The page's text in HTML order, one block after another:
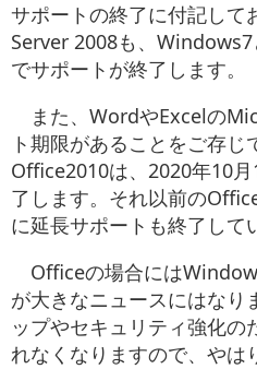
サポートの終了に付記し
Server 2008も、
でサポートが終了します。
また、WordやExcelの
ト期限があることをご存じ
Office2010は、2020年10
了します。それ以前の
に延長サポートも終了して
Officeの場合には
が大きなニュースにはなり
ップやセキュリティ強化の
れなくなりますので、やは